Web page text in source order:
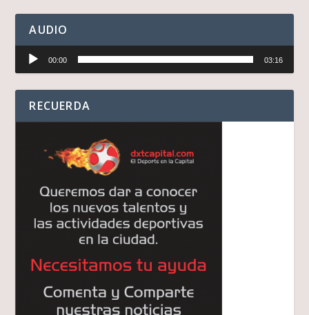
AUDIO
audio
00:00 03:16
RECUERDA